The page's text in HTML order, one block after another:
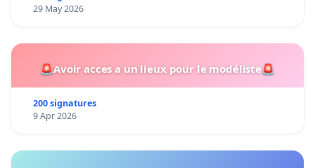
29 May 2026
🚨Avoir acces a un lieux pour le modéliste🚨
200 signatures
9 Apr 2026